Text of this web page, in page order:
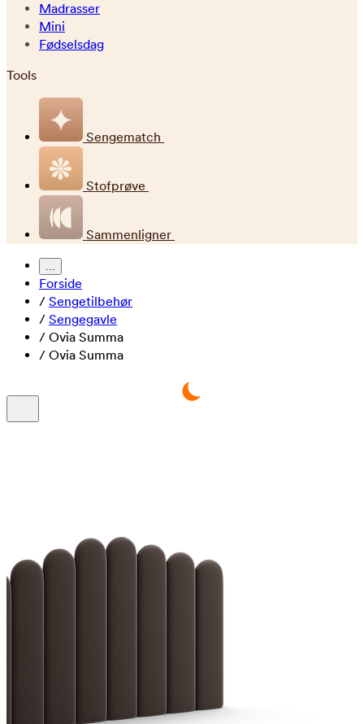
Madrasser
Mini
Fødselsdag
Tools
Sengematch
Stofprøve
Sammenligner
...
Forside
/ Sengetilbehør
/ Sengegavle
/ Ovia Summa
/ Ovia Summa